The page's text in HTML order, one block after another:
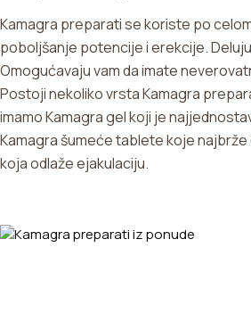
Kamagra preparati se koriste po
poboljšanje potencije i erekcije.
Omogućavaju vam da imate
Postoji nekoliko vrsta Kamagra
imamo Kamagra gel koji je
Kamagra šumeće tablete koje najbrže
koja odlaže ejakulaciju.